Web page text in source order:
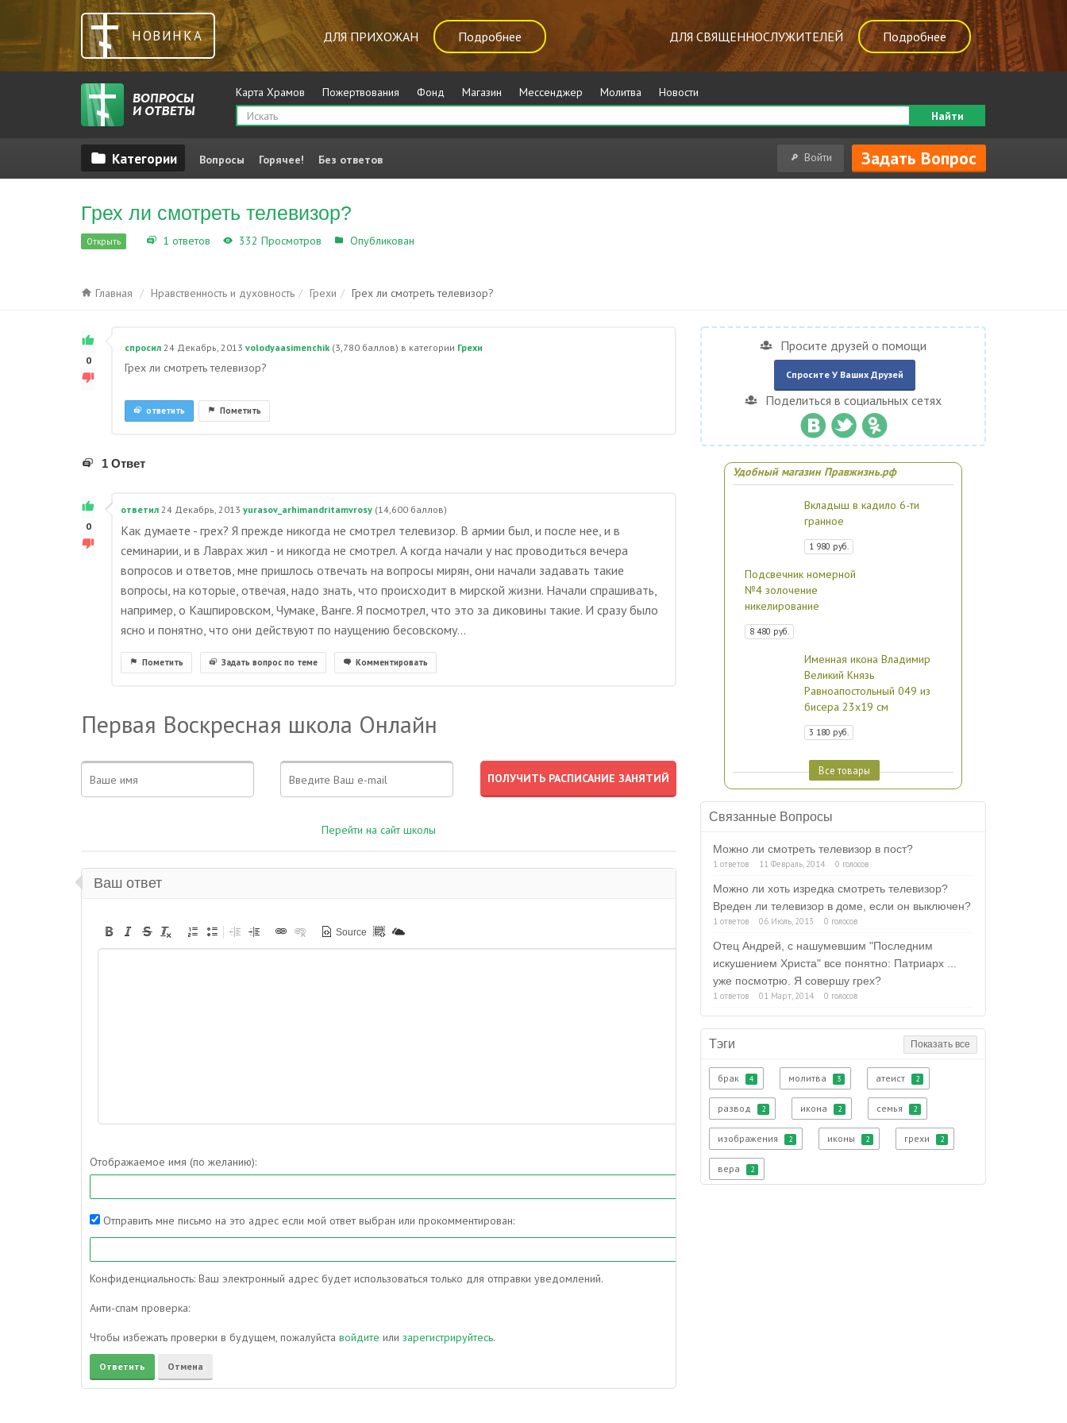
НОВИНКА ДЛЯ ПРИХОЖАН Подробнее ДЛЯ СВЯЩЕННОСЛУЖИТЕЛЕЙ Подробнее
Карта Храмов Пожертвования Фонд Магазин Мессенджер Молитва
Новости
Найти
Вопросы Горячее! Без ответов Войти Задать Вопрос
Грех ли смотреть телевизор?
Открыть 1 ответов 332 Просмотров Опубликован
Главная Нравственность и духовность Грехи Грех ли смотреть телевизор?
0
спросил 24 Декабрь, 2013 volodyaasimenchik (3,780 баллов) в категории Грехи
Грех ли смотреть телевизор?
Пометить
ответить
1 Ответ
0
ответил 24 Декабрь, 2013 yurasov_arhimandritamvrosy (14,600 баллов)
Как думаете - грех? Я прежде никогда не смотрел телевизор. В армии был, и после нее, и в
семинарии, и в Лаврах жил - и никогда не смотрел. А когда начали у нас проводиться вечера
вопросов и ответов, мне пришлось отвечать на вопросы мирян, они начали задавать такие
вопросы, на которые, отвечая, надо знать, что происходит в мирской жизни. Начали спрашивать,
например, о Кашпировском, Чумаке, Ванге. Я посмотрел, что это за диковины такие. И сразу было
ясно и понятно, что они действуют по наущению бесовскому...
Пометить Задать вопрос по теме Комментировать
Первая Воскресная школа Онлайн
Перейти на сайт школы
Ваш ответ
Source
Отображаемое имя (по желанию):
Отправить мне письмо на это адрес если мой ответ выбран или прокомментирован:
Конфиденциальность: Ваш электронный адрес будет использоваться только для отправки уведомлений.
Анти-спам проверка:
Чтобы избежать проверки в будущем, пожалуйста войдите или зарегистрируйтесь.
Просите друзей о помощи
Спросите У Ваших Друзей
Поделиться в социальных сетях
Удобный магазин Правжизнь.рф
Вкладыш в кадило 6-ти
гранное
1 980 руб.
Подсвечник номерной
№4 золочение
никелирование
8 480 руб.
Именная икона Владимир
Великий Князь
Равноапостольный 049 из
бисера 23х19 см
3 180 руб.
Все товары
Связанные Вопросы
Можно ли смотреть телевизор в пост?
1 ответов 11 Февраль, 2014 0 голосов
Можно ли хоть изредка смотреть телевизор?
Вреден ли телевизор в доме, если он выключен?
1 ответов 06 Июль, 2013 0 голосов
Отец Андрей, с нашумевшим "Последним
искушением Христа" все понятно: Патриарх ...
уже посмотрю. Я совершу грех?
1 ответов 01 Март, 2014 0 голосов
Тэги Показать все
брак 4 молитва 3 атеист 2
развод 2 икона 2 семья 2
изображения 2 иконы 2 грехи 2
вера 2